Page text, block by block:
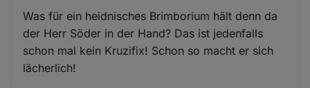
Was für ein heidnisches Brimborium hält denn da
der Herr Söder in der Hand? Das ist jedenfalls
schon mal kein Kruzifix! Schon so macht er sich
lächerlich!